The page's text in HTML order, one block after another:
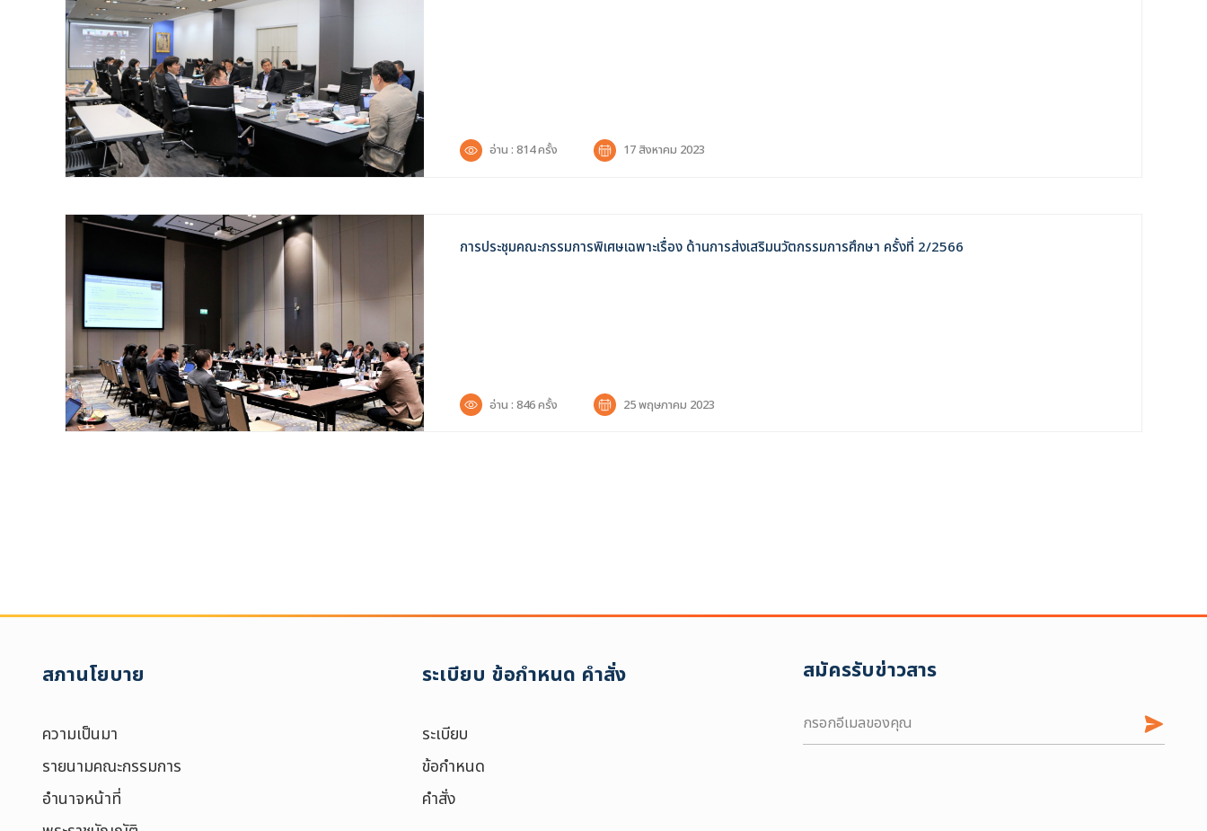
อ่าน : 814 ครั้ง 17 สิงหาคม 2023
การประชุมคณะกรรมการพิเศษเฉพาะเรื่อง ด้านการส่งเสริมนวัตกรรมการศึกษา ครั้งที่ 2/2566
อ่าน : 846 ครั้ง 25 พฤษภาคม 2023
สภานโยบาย
ความเป็นมา
รายนามคณะกรรมการ
อำนาจหน้าที่
ระเบียบ ข้อกำหนด คำสั่ง
ระเบียบ
ข้อกำหนด
คำสั่ง
สมัครรับข่าวสาร